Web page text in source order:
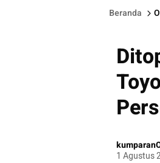
Beranda
1 Agustus